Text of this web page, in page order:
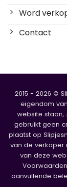
Word
Contact
2015 - 2026 ©
eigendom
website staan,
gebruikt geen
plaatst op
van de verkoper
van deze
aanvullende